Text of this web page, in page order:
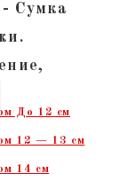
До 12 см
12 — 13 см
14 см
- Сумка